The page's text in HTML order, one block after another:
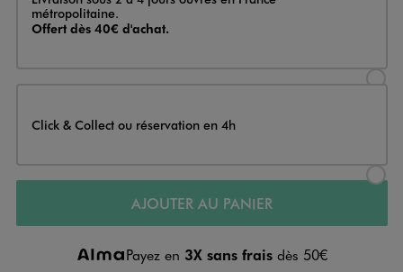
métropolitaine.
Offert dès 40€ d'achat.
Click & Collect ou réservation en 4h
AJOUTER AU PANIER
Payez en 3X sans frais dès 50€